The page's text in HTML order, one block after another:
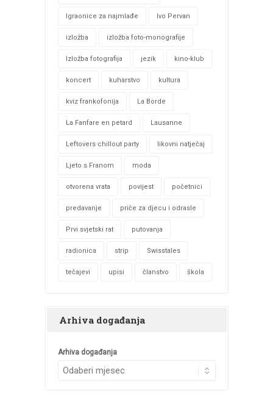
Igraonice za najmlađe Ivo Pervan
izložba izložba foto-monografije
Izložba fotografija jezik kino-klub
koncert kuharstvo kultura
kviz frankofonija La Borde
La Fanfare en petard Lausanne
Leftovers chillout party likovni natječaj
Ljeto s Franom moda
otvorena vrata povijest početnici
predavanje priče za djecu i odrasle
Prvi svjetski rat putovanja
radionica strip Swisstales
tečajevi upisi članstvo škola
Arhiva događanja
Arhiva događanja